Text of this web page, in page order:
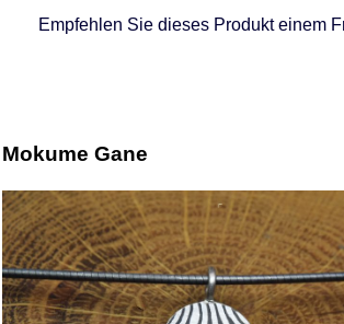
Empfehlen Sie dieses Produkt einem
Mokume Gane